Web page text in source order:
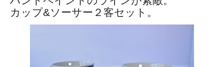
カップ&ソーサー２客セット。